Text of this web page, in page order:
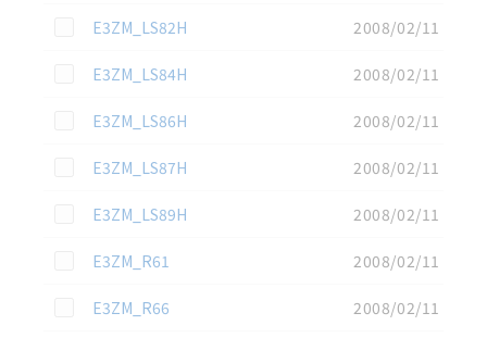
この資料を選択
E3ZM_LS82H
2008/02/11
この資料を選択
E3ZM_LS84H
2008/02/11
この資料を選択
E3ZM_LS86H
2008/02/11
この資料を選択
E3ZM_LS87H
2008/02/11
この資料を選択
E3ZM_LS89H
2008/02/11
この資料を選択
E3ZM_R61
2008/02/11
この資料を選択
E3ZM_R66
2008/02/11